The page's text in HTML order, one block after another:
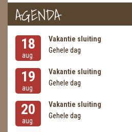
READING EN PERSOONLIJK ADVIES
RUWE STENEN
SCHEDELS / SKULLS
SELENIET
SPECIALE STUKKEN
TELEFOON KOORDEN
AGENDA
18
aug.
Vakantie sluiting
Gehele dag
19
aug.
Vakantie sluiting
Gehele dag
20
aug.
Vakantie sluiting
Gehele dag